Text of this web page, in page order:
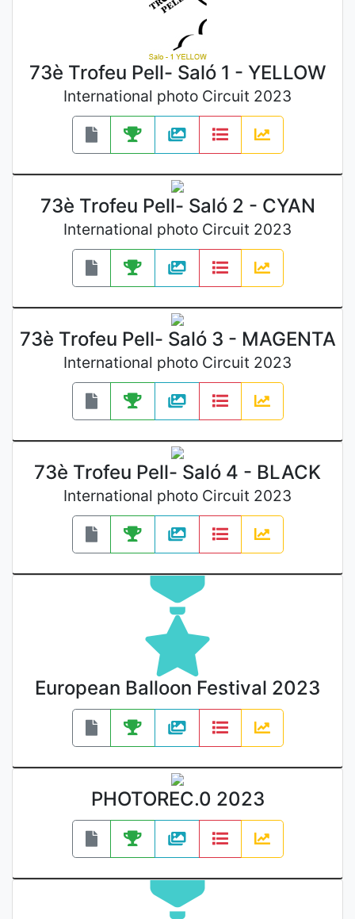
73è Trofeu Pell- Saló 1 - YELLOW
International photo Circuit 2023
73è Trofeu Pell- Saló 2 - CYAN
International photo Circuit 2023
73è Trofeu Pell- Saló 3 - MAGENTA
International photo Circuit 2023
73è Trofeu Pell- Saló 4 - BLACK
International photo Circuit 2023
European Balloon Festival 2023
PHOTOREC.0 2023